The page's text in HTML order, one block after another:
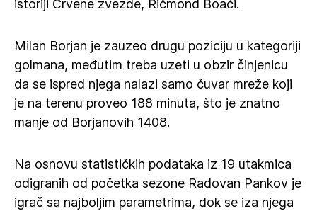
istoriji Crvene zvezde, Ričmond Boaći.
Milan Borjan je zauzeo drugu poziciju u kategoriji
golmana, međutim treba uzeti u obzir činjenicu
da se ispred njega nalazi samo čuvar mreže koji
je na terenu proveo 188 minuta, što je znatno
manje od Borjanovih 1408.
Na osnovu statističkih podataka iz 19 utakmica
odigranih od početka sezone Radovan Pankov je
igrač sa najboljim parametrima, dok se iza njega